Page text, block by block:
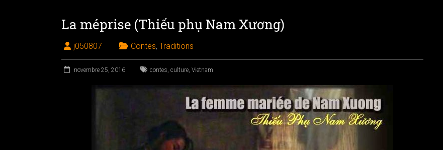
La méprise (Thiếu phụ Nam Xương)
j050807 Contes, Traditions
novembre 25, 2016 contes, culture, Vietnam